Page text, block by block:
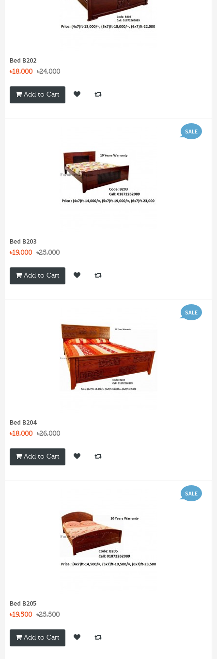
Bed B202
৳18,000 ৳24,000
Add to Cart
SALE
Bed B203
৳19,000 ৳25,000
Add to Cart
SALE
Bed B204
৳18,000 ৳26,000
Add to Cart
SALE
Bed B205
৳19,500 ৳25,500
Add to Cart